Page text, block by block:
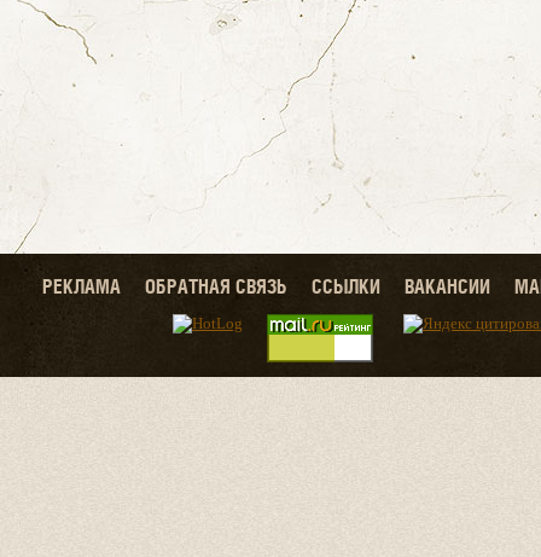
РЕКЛАМА ОБРАТНАЯ СВЯЗЬ ССЫЛКИ ВАКАНСИИ